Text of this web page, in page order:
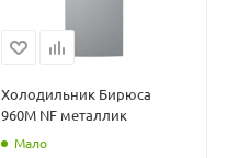
Холодильник Бирюса
960M NF металлик
Мало